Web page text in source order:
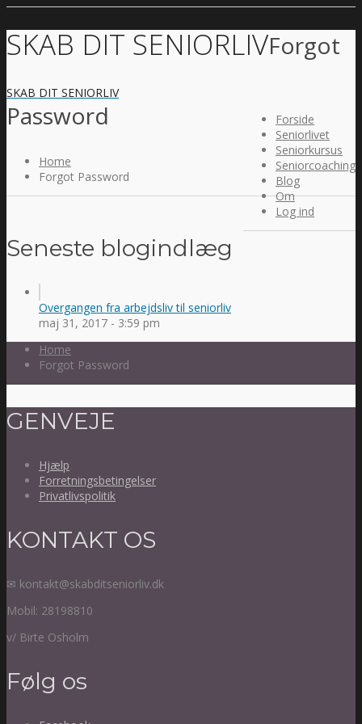
SKAB DIT SENIORLIV
SKAB DIT SENIORLIV
Forside
Seniorlivet
Seniorkursus
Seniorcoaching
Blog
Om
Log ind
Forgot
Password
Home
Forgot Password
Seneste blogindlæg
Overgangen fra arbejdsliv til seniorliv
maj 31, 2017 - 3:59 pm
Home
Forgot Password
GENVEJE
Hjælp
Forretningsbetingelser
Privatlivspolitik
KONTAKT OS
✉ kontakt@skabditseniorliv.dk
Mobil: 28198810
v/ Birte Osholm
Følg os